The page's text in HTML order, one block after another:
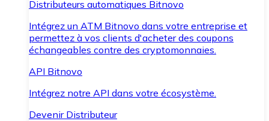
Distributeurs automatiques Bitnovo
Intégrez un ATM Bitnovo dans votre entreprise et
permettez à vos clients d'acheter des coupons
échangeables contre des cryptomonnaies.
API Bitnovo
Intégrez notre API dans votre écosystème.
Devenir Distributeur